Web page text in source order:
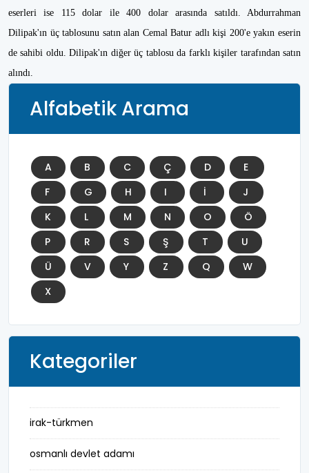
eserleri ise 115 dolar ile 400 dolar arasında satıldı. Abdurrahman
Dilipak'ın üç tablosunu satın alan Cemal Batur adlı kişi 200'e yakın eserin
de sahibi oldu. Dilipak'ın diğer üç tablosu da farklı kişiler tarafından satın
alındı.
Alfabetik Arama
A B C Ç D
E
F
G H I İ
J
K
L M N O
Ö
P
R S Ş T
U
Ü
V Y Z Q
W
X
Kategoriler
irak-türkmen
osmanlı devlet adamı